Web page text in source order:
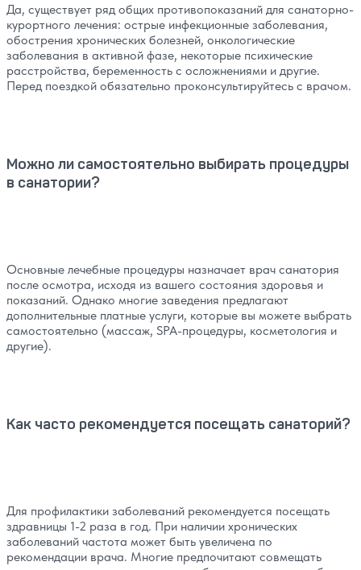
Да, существует ряд общих противопоказаний для санаторно-
курортного лечения: острые инфекционные заболевания,
обострения хронических болезней, онкологические
заболевания в активной фазе, некоторые психические
расстройства, беременность с осложнениями и другие.
Перед поездкой обязательно проконсультируйтесь с врачом.
Можно ли самостоятельно выбирать процедуры
в санатории?
Основные лечебные процедуры назначает врач санатория
после осмотра, исходя из вашего состояния здоровья и
показаний. Однако многие заведения предлагают
дополнительные платные услуги, которые вы можете выбрать
самостоятельно (массаж, SPA-процедуры, косметология и
другие).
Как часто рекомендуется посещать санаторий?
Для профилактики заболеваний рекомендуется посещать
здравницы 1-2 раза в год. При наличии хронических
заболеваний частота может быть увеличена по
рекомендации врача. Многие предпочитают совмещать